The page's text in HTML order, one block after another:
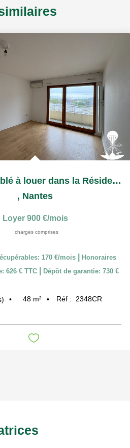
T2 non meublé à louer dans la Résidence Services Séniors...
, Nantes
Loyer 900 €/mois
charges comprises
170 €/mois
Honoraires
626 € TTC
Dépôt de garantie: 730 €
48 m² Réf : 2348CR